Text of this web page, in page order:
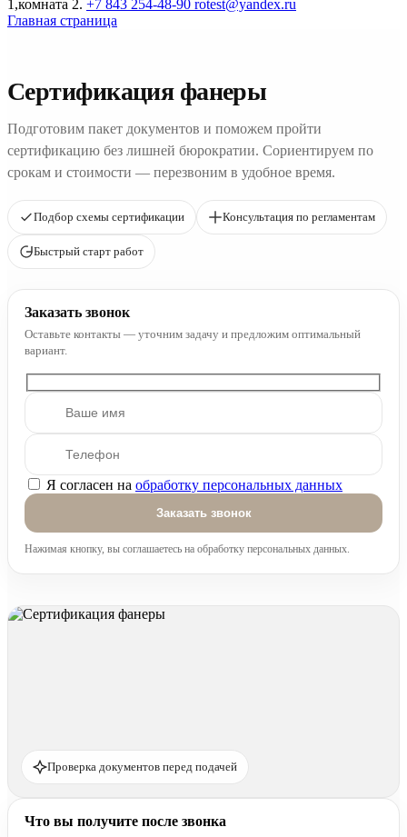
1,комната 2. +7 843 254-48-90 rotest@yandex.ru
Главная страница
Сертификация фанеры
Подготовим пакет документов и поможем пройти
сертификацию без лишней бюрократии. Сориентируем по
срокам и стоимости — перезвоним в удобное время.
Подбор схемы сертификации Консультация по регламентам
Быстрый старт работ
Заказать звонок
Оставьте контакты — уточним задачу и предложим оптимальный
вариант.
Оставьте это поле пустым.
Я согласен на обработку персональных данных
Нажимая кнопку, вы соглашаетесь на обработку персональных данных.
Проверка документов перед подачей
Что вы получите после звонка